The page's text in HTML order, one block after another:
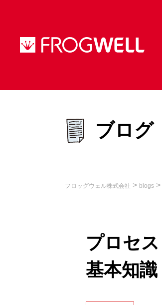
ブログ
フロッグウェル株式会社 > blogs >
プロセ
基本知識